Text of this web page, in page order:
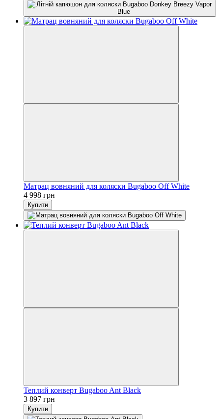
Матрац вовняний для коляски Bugaboo Off White
4 998 грн
Купити
Теплий конверт Bugaboo Ant Black
3 897 грн
Купити